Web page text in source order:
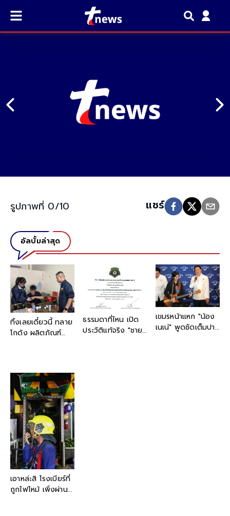
รูปภาพที่ 0/10 แชร์​
อัลบั้มล่าสุด
ทิ้งเลยเดี๋ยวนี้ ทลาย
โกดัง ผลิตภัณฑ์
ส่วนถึงมือผู้บริโภค
แล้ว
ธรรมดาที่ไหน เปิด
ประวัติแท้จริง "ชายที่
เขมรหน้าแหก "น้อง
เนเน่" พูดชัดเต็มปาก
เอาหล่ะสิ โรงเบียร์ที่
ถูกไฟไหม้ เพิ่งผ่าน